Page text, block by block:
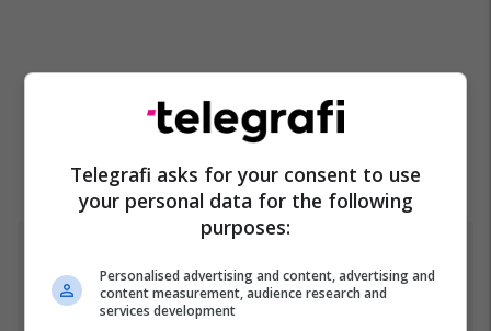
Top 5
Fjalët e para të Joshuas
Telegrafi asks for your consent to use
your personal data for the following
purposes:
Personalised advertising and content, advertising and
content measurement, audience research and
services development